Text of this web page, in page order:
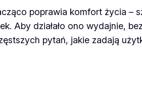
poprawia komfort życia –
Aby działało ono wydajnie,
pytań, jakie zadają